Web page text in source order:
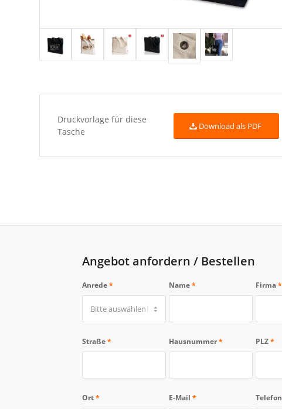
Druckvorlage für diese
Tasche
Download als PDF
Angebot anfordern / Bestellen
Anrede* Name* Firma*
Straße* Hausnummer* PLZ*
Ort* E-Mail * Telefon